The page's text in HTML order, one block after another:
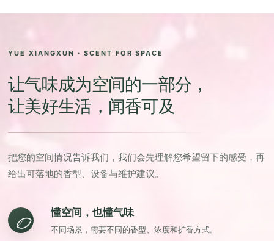
YUE XIANGXUN · SCENT FOR SPACE
让气味成为空间的一部分，
让美好生活，闻香可及
把您的空间情况告诉我们，我们会先理解您希望留下的感受，再
给出可落地的香型、设备与维护建议。
懂空间，也懂气味
不同场景，需要不同的香型、浓度和扩香方式。